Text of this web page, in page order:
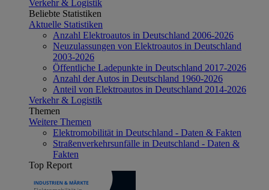
Verkehr & Logistik
Beliebte Statistiken
Aktuelle Statistiken
Anzahl Elektroautos in Deutschland 2006-2026
Neuzulassungen von Elektroautos in Deutschland
2003-2026
Öffentliche Ladepunkte in Deutschland 2017-2026
Anzahl der Autos in Deutschland 1960-2026
Anteil von Elektroautos in Deutschland 2014-2026
Verkehr & Logistik
Themen
Weitere Themen
Elektromobilität in Deutschland - Daten & Fakten
Straßenverkehrsunfälle in Deutschland - Daten &
Fakten
Top Report